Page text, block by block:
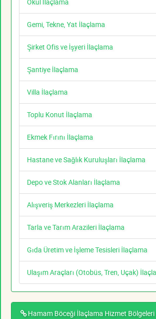
Gemi, Tekne, Yat İlaçlama
Şirket Ofis ve İşyeri İlaçlama
Şantiye İlaçlama
Villa İlaçlama
Toplu Konut İlaçlama
Ekmek Fırını İlaçlama
Hastane ve Sağlık Kuruluşları İlaçlama
Depo ve Stok Alanları İlaçlama
Alışveriş Merkezleri İlaçlama
Tarla ve Tarım Arazileri İlaçlama
Gıda Üretim ve İşleme Tesisleri İlaçlama
Ulaşım Araçları (Otobüs, Tren, Uçak)
Hamam Böceği İlaçlama Hizmet Bölgeleri